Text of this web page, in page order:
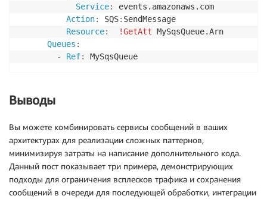
Service:
events.amazonaws.com
Action: SQS: SendMessage
Resource: !GetAtt MySqsQueue.Arn
Queues :
-
Ref: MySqsQueue
Выводы
Вы можете комбинировать сервисы сообщений в ваших
архитектурах для реализации сложных паттернов,
минимизируя затраты на написание дополнительного кода.
Данный пост показывает три примера, демонстрирующих
подходы для ограничения всплесков трафика и сохранения
сообщений в очереди для последующей обработки, интеграции